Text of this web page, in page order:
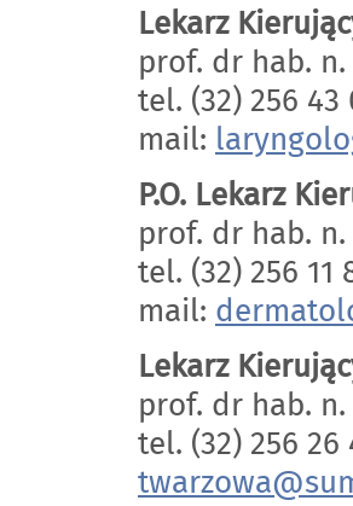
Lekarz
prof. dr hab.
tel. (32) 256 43
mail:
P.O. Lekarz
prof. dr hab.
tel. (32) 256 11
mail:
Lekarz
prof. dr hab.
tel. (32) 256